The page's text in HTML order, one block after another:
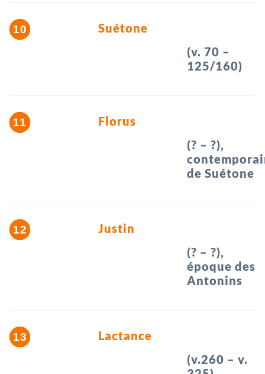
Suétone
(v. 70 –
125/160)
Florus
(? – ?),
de Suétone
Justin
(? – ?),
époque des
Antonins
Lactance
(v.260 – v.